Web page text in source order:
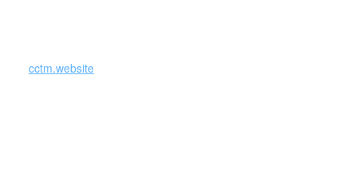
cctm.website